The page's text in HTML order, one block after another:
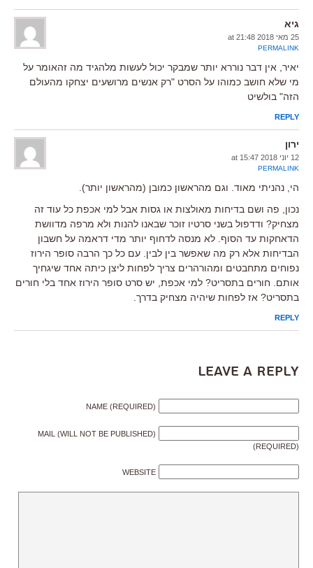
גיא
25 מאי 2018 at 21:48
PERMALINK
יאיר, אין דבר נוררא יותר שמבקר יכול לעשות מלהגיד מה זהאומר על
מי שלא חושב כמוהו על הסרט "רק אנשים מרושעים יצחקו מהעולם
הזה" בולשיט
REPLY
ירון
12 יוני 2018 at 15:47
PERMALINK
הי, נהניתי מאוד. וגם מהראשון כמובן (מהראשון יותר).
נכון, פה ושם בדיחות מאולצות או גסות אבל למי אכפת כל עוד זה
מצחיק? ודדפול בשני סרטיו זוכר שבאנו להנות ולא מרפה מדוושת
הדאחקות עד הסוף. לא מנסה לדחוף יותר מדי דראמה על חשבון
הבדיחות אלא רק מה שאפשר בין לבין. עם כל כך הרבה סופר הירוז
נפוחים מתחבטים ומהורהרים צריך לפחות ליצן כיתה אחד שיגחיך
אותם. חורים בתסריט? למי אכפת, יש סרט סופר הירוז אחד בלי חורים
בתסריט? אז לפחות שיהיה מצחיק בדרך.
REPLY
Leave a Reply
NAME (REQUIRED)
MAIL (WILL NOT BE PUBLISHED)
(REQUIRED)
WEBSITE